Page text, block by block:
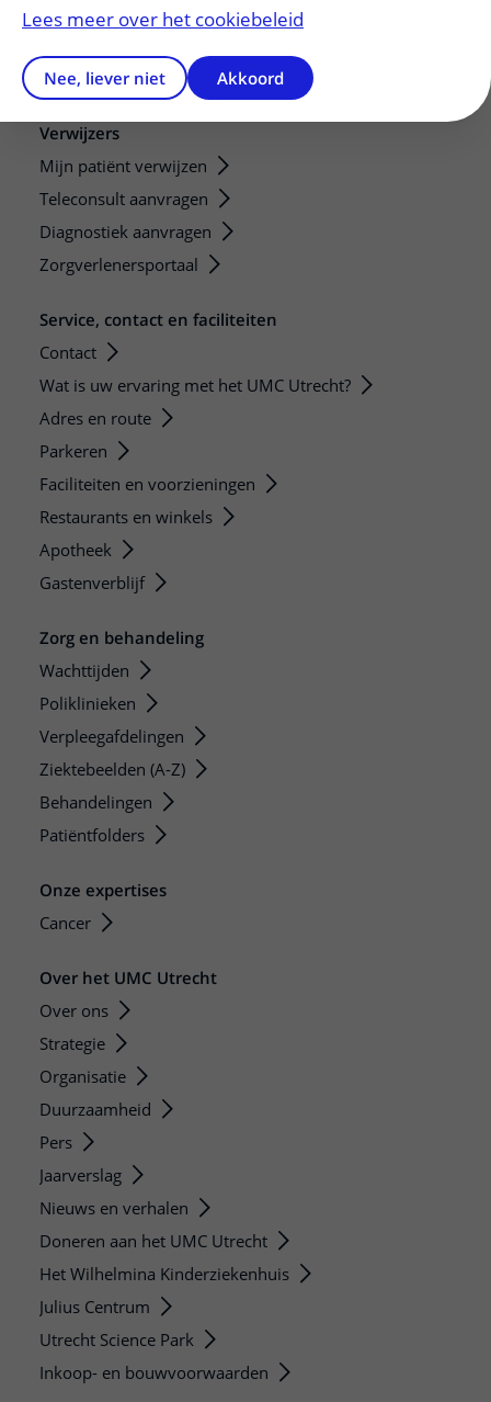
Research groups
Research technologies
Verwijzers
Mijn patiënt verwijzen
Teleconsult aanvragen
Diagnostiek aanvragen
Zorgverlenersportaal
Service, contact en faciliteiten
Contact
Wat is uw ervaring met het UMC Utrecht?
Adres en route
Parkeren
Faciliteiten en voorzieningen
Restaurants en winkels
Apotheek
Gastenverblijf
Zorg en behandeling
Wachttijden
Poliklinieken
Verpleegafdelingen
Ziektebeelden (A-Z)
Behandelingen
Patiëntfolders
Onze expertises
Cancer
Over het UMC Utrecht
Over ons
Strategie
Organisatie
Duurzaamheid
Pers
Jaarverslag
Nieuws en verhalen
Doneren aan het UMC Utrecht
Het Wilhelmina Kinderziekenhuis
Julius Centrum
Utrecht Science Park
Inkoop- en bouwvoorwaarden
Lees meer over het cookiebeleid
Nee, liever niet Akkoord